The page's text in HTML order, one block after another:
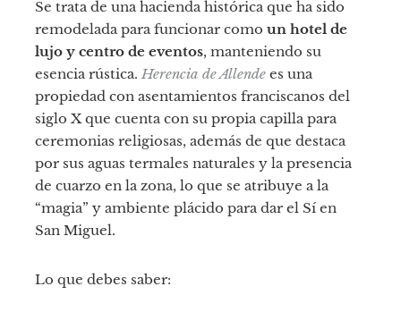
Se trata de una hacienda histórica que ha sido
remodelada para funcionar comoun hotel de
lujo y centro de eventos, manteniendo su
esencia rústica.Herencia de Allende es una
propiedad con asentamientos franciscanos del
siglo X que cuenta con su propia capilla para
ceremonias religiosas, además de que destaca
por sus aguas termales naturales y la presencia
de cuarzo en la zona, lo que se atribuye a la
“magia” y ambiente plácido para dar el Sí en
San Miguel.
Lo que debes saber: